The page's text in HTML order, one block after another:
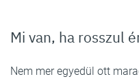
Mi van, ha rosszul
Nem mer egyedül ott